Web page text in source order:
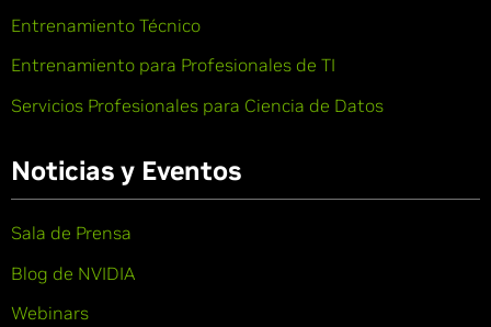
Entrenamiento Técnico
Entrenamiento para Profesionales de TI
Servicios Profesionales para Ciencia de Datos
Noticias y Eventos
Sala de Prensa
Blog de NVIDIA
Webinars